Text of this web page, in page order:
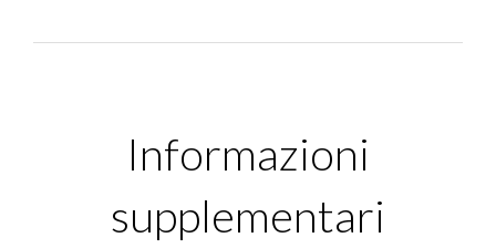
Informazioni
supplementari